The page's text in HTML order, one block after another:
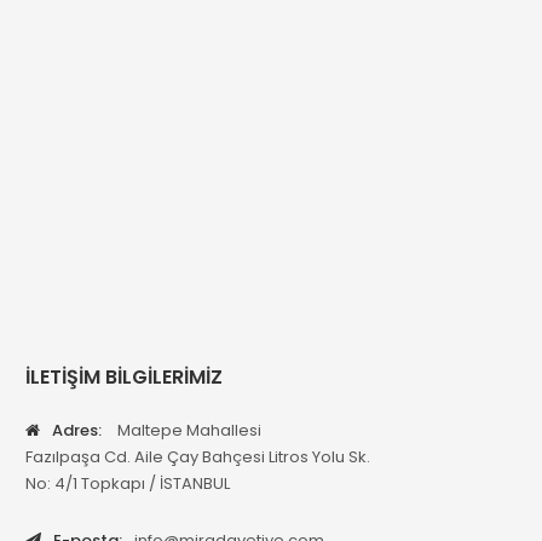
İLETİŞİM BİLGİLERİMİZ
Adres:
Maltepe Mahallesi
Fazılpaşa Cd. Aile Çay Bahçesi Litros Yolu Sk.
No: 4/1 Topkapı / İSTANBUL